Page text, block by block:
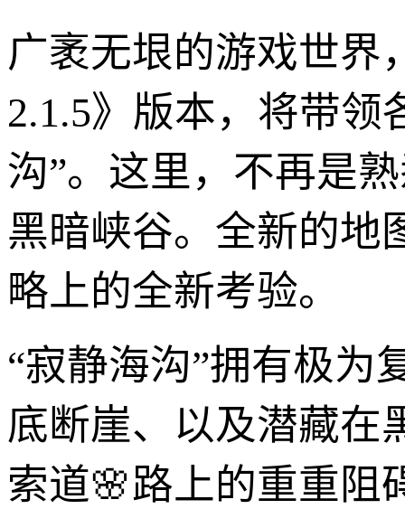
广袤无垠的游戏世界
2.1.5》版本，将带
沟”。这里，不再是
黑暗峡谷。全新的地
略上的全新考验。
“寂静海沟”拥有极为
底断崖、以及潜藏在
索道🌸路上的重重阻